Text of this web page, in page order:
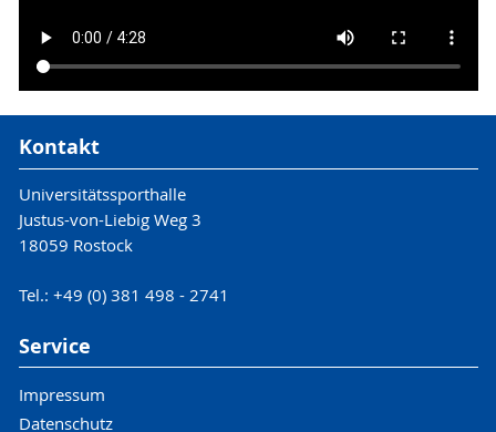
Kontakt
Universitätssporthalle
Justus-von-Liebig Weg 3
18059 Rostock
Tel.: +49 (0) 381 498 - 2741
Service
Impressum
Datenschutz